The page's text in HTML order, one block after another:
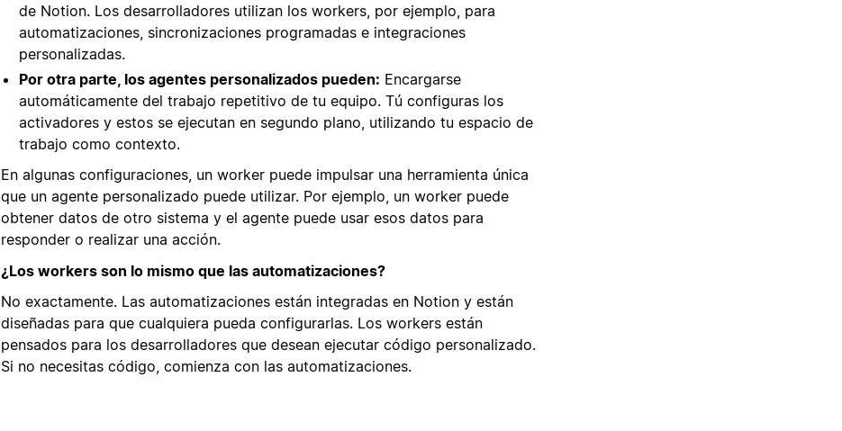
de Notion. Los desarrolladores utilizan los workers, por ejemplo, para
automatizaciones, sincronizaciones programadas e integraciones
personalizadas.
Por otra parte, los agentes personalizados pueden: Encargarse
automáticamente del trabajo repetitivo de tu equipo. Tú configuras los
activadores y estos se ejecutan en segundo plano, utilizando tu espacio de
trabajo como contexto.
En algunas configuraciones, un worker puede impulsar una herramienta única
que un agente personalizado puede utilizar. Por ejemplo, un worker puede
obtener datos de otro sistema y el agente puede usar esos datos para
responder o realizar una acción.
¿Los workers son lo mismo que las automatizaciones?
No exactamente. Las automatizaciones están integradas en Notion y están
diseñadas para que cualquiera pueda configurarlas. Los workers están
pensados para los desarrolladores que desean ejecutar código personalizado.
Si no necesitas código, comienza con las automatizaciones.